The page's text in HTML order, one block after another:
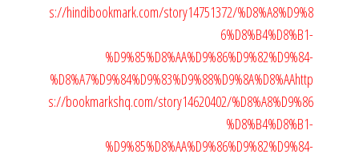
s://hindibookmark.com/story14751372/%D8%A8%D9%8
6%D8%B4%D8%B1-
%D9%85%D8%AA%D9%86%D9%82%D9%84-
%D8%A7%D9%84%D9%83%D9%88%D9%8A%D8%AAhttp
s://bookmarkshq.com/story14620402/%D8%A8%D9%86
%D8%B4%D8%B1-
%D9%85%D8%AA%D9%86%D9%82%D9%84-